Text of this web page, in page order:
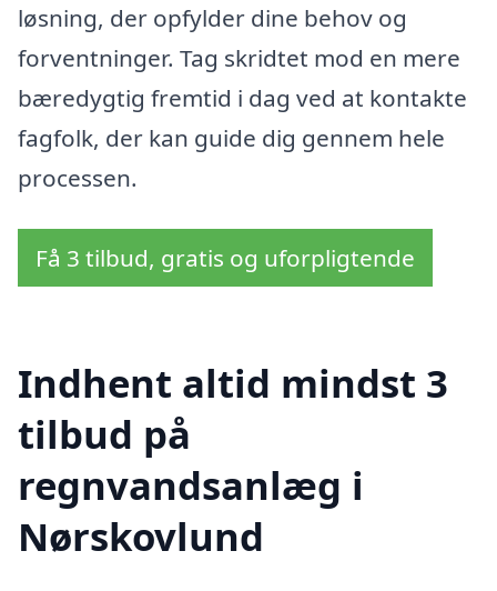
løsning, der opfylder dine behov og
forventninger. Tag skridtet mod en mere
bæredygtig fremtid i dag ved at kontakte
fagfolk, der kan guide dig gennem hele
processen.
Få 3 tilbud, gratis og uforpligtende
Indhent altid mindst 3
tilbud på
regnvandsanlæg i
Nørskovlund